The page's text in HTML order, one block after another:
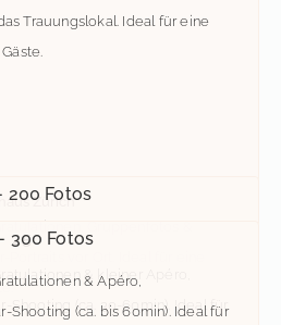
Trauungslokal. Ideal für eine
Zürich
Boveri Baden
200 Fotos
250 Fotos
& kleiner Apéro,
Shooting (ca. 30-60min). Ideal für
300 Fotos
& Apéro,
Shooting (ca. bis 60min). Ideal für